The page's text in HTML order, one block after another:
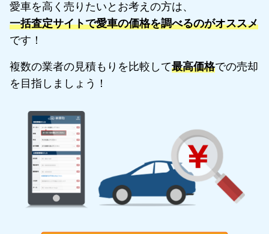
愛車を高く売りたいとお考えの方は、
一括査定サイトで愛車の価格を調べるのがオススメ
です！
複数の業者の見積もりを比較して最高価格での売却
を目指しましょう！